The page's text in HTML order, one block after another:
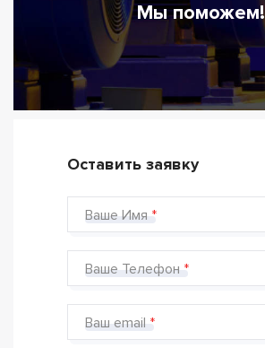
Мы поможем!
Оставить заявку
Ваше Имя
Ваше Телефон
Ваш email